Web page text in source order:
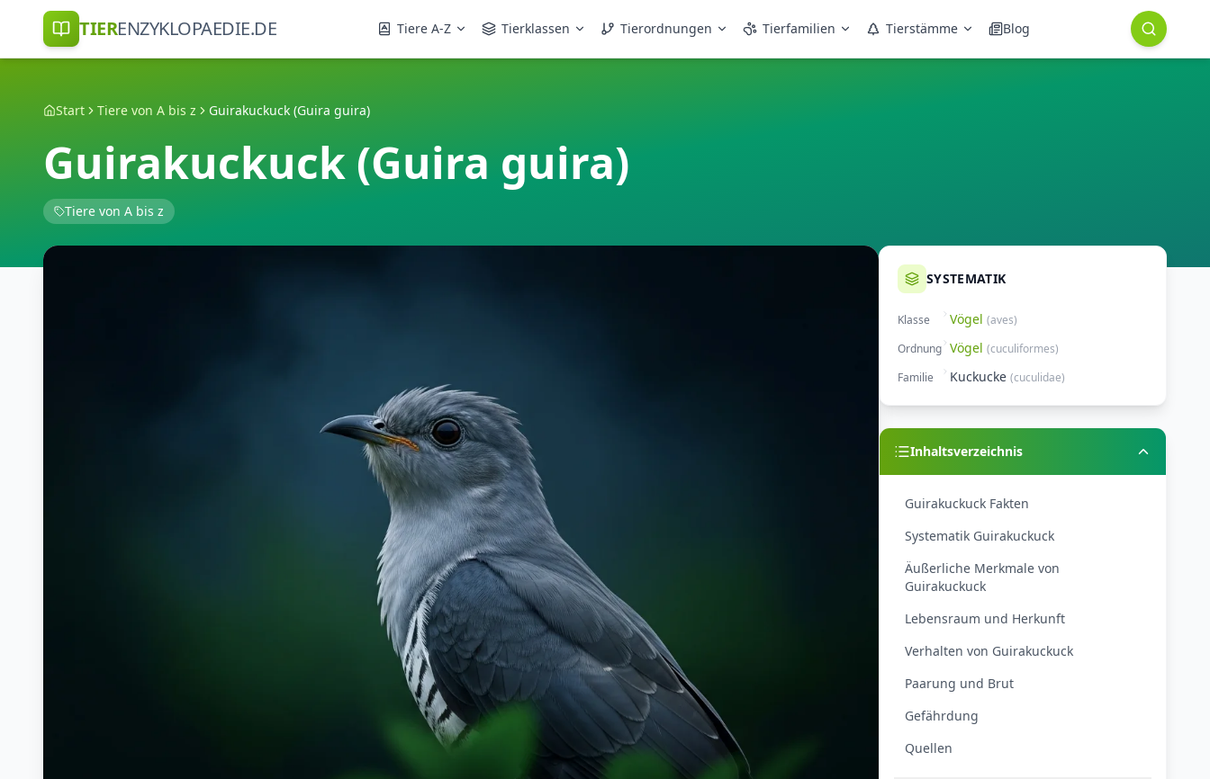
TIERENZYKLOPAEDIE.DE Tiere A-Z Tierklassen Tierordnungen Tierfamilien Tierstämme Blog
Start Tiere von A bis z Guirakuckuck (Guira guira)
Guirakuckuck (Guira guira)
Tiere von A bis z
SYSTEMATIK
Klasse Vögel (aves)
Ordnung Vögel (cuculiformes)
Familie
Kuckucke (cuculidae)
Inhaltsverzeichnis
Guirakuckuck Fakten
Systematik Guirakuckuck
Äußerliche Merkmale von
Guirakuckuck
Lebensraum und Herkunft
Verhalten von Guirakuckuck
Paarung und Brut
Gefährdung
Quellen